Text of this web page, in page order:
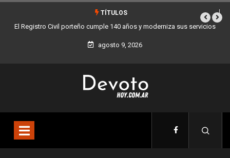
TÍTULOS
Civil porteño cumple 140 años y moderniza sus servicios Buenos Aires
agosto 9, 2026